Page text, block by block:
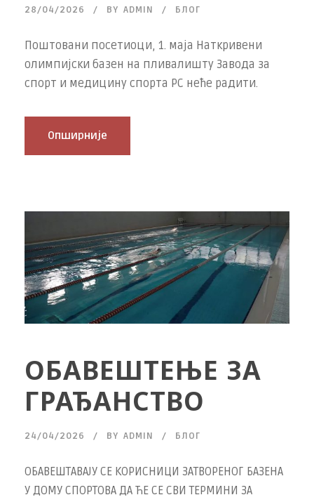
28/04/2026 BY ADMIN БЛОГ
Поштовани посетиоци, 1. маја Наткривени
олимпијски базен на пливалишту Завода за
спорт и медицину спорта РС неће радити.
Опширније
ОБАВЕШТЕЊЕ ЗА
ГРАЂАНСТВО
24/04/2026 BY ADMIN БЛОГ
ОБАВЕШТАВАЈУ СЕ КОРИСНИЦИ ЗАТВОРЕНОГ БАЗЕНА
У ДОМУ СПОРТОВА ДА ЋЕ СЕ СВИ ТЕРМИНИ ЗА